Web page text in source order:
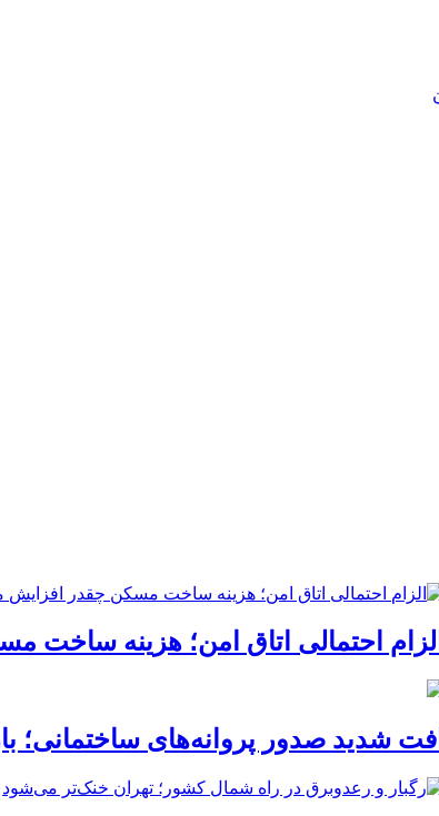
الزام احتمالی اتاق امن؛ هزینه ساخت
افت شدید صدور پروانه‌های